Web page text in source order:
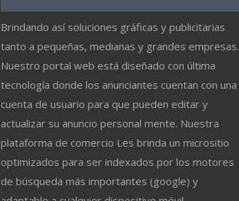
Brindando así soluciones gráficas y publicitarias
tanto a pequeñas, medianas y grandes empresas.
Nuestro portal web está diseñado con última
tecnología donde los anunciantes cuentan con una
cuenta de usuario para que pueden editar y
actualizar su anuncio personal mente. Nuestra
plataforma de comercio Les brinda un micrositio
optimizados para ser indexados por los motores
de búsqueda más importantes (google) y